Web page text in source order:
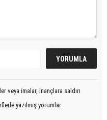
veya imalar, inançlara saldırı
yazılmış yorumlar